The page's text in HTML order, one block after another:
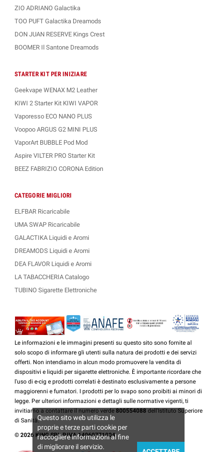
ZIO ADRIANO Galactika
TOO PUFT Galactika Dreamods
DON JUAN RESERVE Kings Crest
BOOMER Il Santone Dreamods
STARTER KIT PER INIZIARE
Geekvape WENAX M2 Leather
KIWI 2 Starter Kit KIWI VAPOR
Vaporesso ECO NANO PLUS
Voopoo ARGUS G2 MINI PLUS
VaporArt BUBBLE Pod Mod
Aspire VILTER PRO Starter Kit
BEEZ FABRIZIO CORONA Edition
CATEGORIE MIGLIORI
ELFBAR Ricaricabile
UMA SWAP Ricaricabile
GALACTIKA Liquidi e Aromi
DREAMODS Liquidi e Aromi
DEA FLAVOR Liquidi e Aromi
LA TABACCHERIA Catalogo
TUBINO Sigarette Elettroniche
Le informazioni e le immagini presenti su questo sito sono fornite al
solo scopo di informare gli utenti sulla natura dei prodotti e dei servizi
offerti. Non intendiamo in alcun modo promuovere la vendita di
dispositivi e liquidi per sigarette elettroniche. È importante ricordare che
l'uso di e-cig e prodotti correlati è destinato esclusivamente a persone
maggiorenni e fumatori. I prodotti per lo svapo sono proibiti ai minori di
legge. Per ulteriori informazioni e dettagli sulle normative vigenti, ti
invitiamo a contattare il numero verde 800554088 dell'Istituto Superiore
di Sanità.
© 2026 KING SRL P.IVA 14060771004
Questo sito web utilizza le
proprie e terze parti cookie per
raccogliere informazioni al fine
di migliorare il servizio.